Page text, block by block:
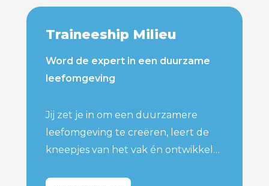
aan een leefbare omgeving.
Traineeship Milieu
Word de expert in een duurzame
leefomgeving
Jij zet je in om een duurzamere
leefomgeving te creëren, leert de
kneepjes van het vak én ontwikkelt